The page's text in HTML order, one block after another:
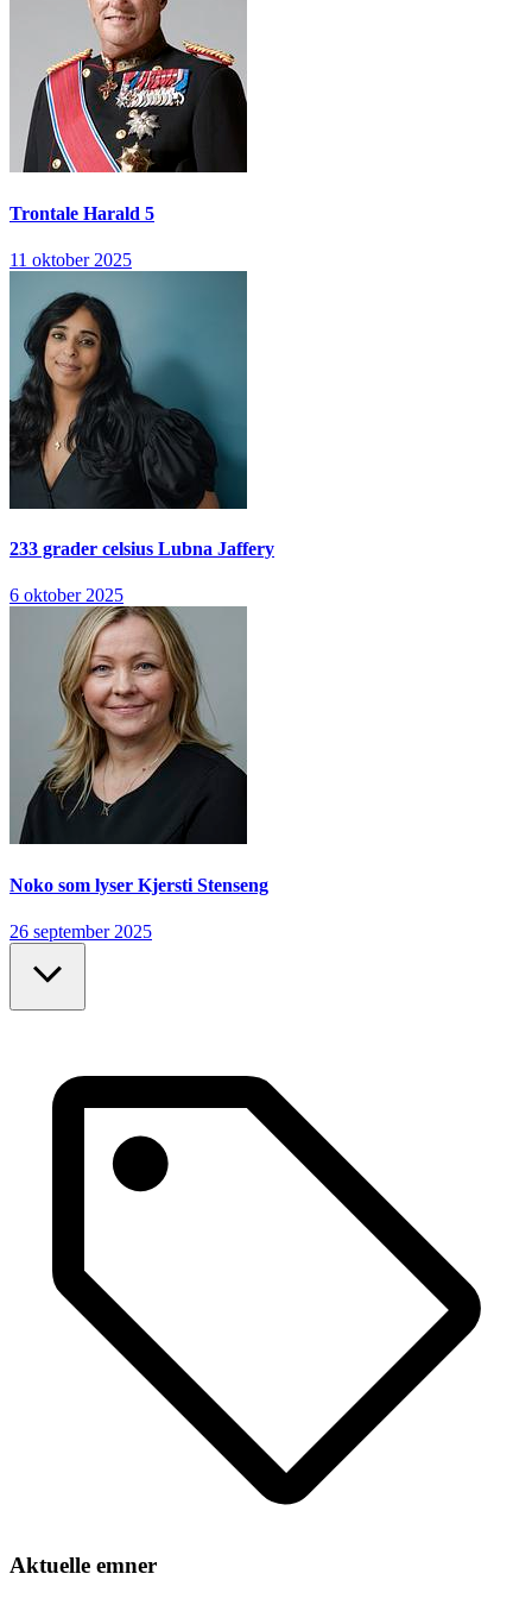
Trontale Harald 5
11 oktober 2025
233 grader celsius Lubna Jaffery
6 oktober 2025
Noko som lyser Kjersti Stenseng
26 september 2025
Aktuelle emner